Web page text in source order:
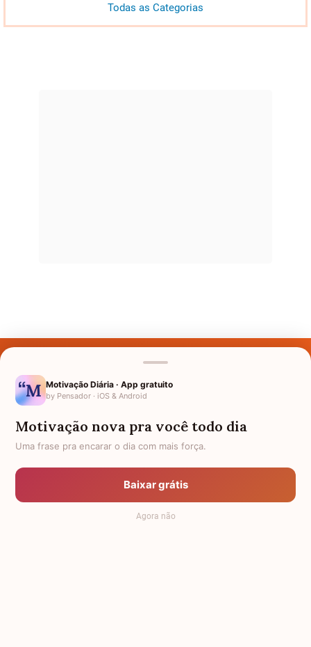
Todas as Categorias
Nomes pelo Mundo
Política de Privacidade
Anuncie
Termos de Uso
Motivação Diária · App gratuito
by Pensador · iOS & Android
Motivação nova pra você todo dia
Uma frase pra encarar o dia com mais força.
Baixar grátis
Agora não